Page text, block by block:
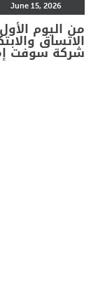
June 15, 2026
الاتساق
شركة سوفت